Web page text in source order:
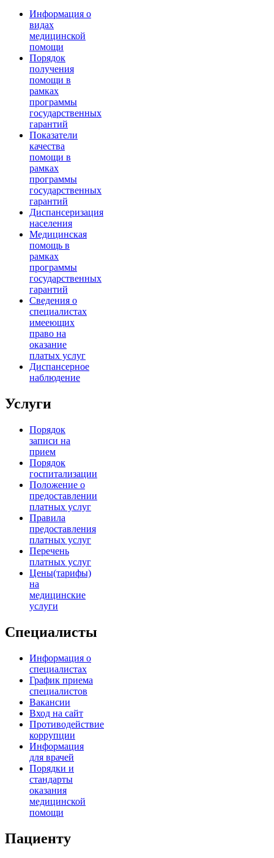
Информация о
видах
медицинской
помощи
Порядок
получения
помощи в
рамках
программы
государственных
гарантий
Показатели
качества
помощи в
рамках
программы
государственных
гарантий
Диспансеризация
населения
Медицинская
помощь в
рамках
программы
государственных
гарантий
Сведения о
специалистах
имееющих
право на
оказание
платых услуг
Диспансерное
наблюдение
Услуги
Порядок
записи на
прием
Порядок
госпитализации
Положение о
предоставлении
платных услуг
Правила
предоставления
платных услуг
Перечень
платных услуг
Цены(тарифы)
на
медицинские
услуги
Специалисты
Информация о
специалистах
График приема
специалистов
Вакансии
Вход на сайт
Противодействие
коррупции
Информация
для врачей
Порядки и
стандарты
оказания
медицинской
помощи
Пациенту